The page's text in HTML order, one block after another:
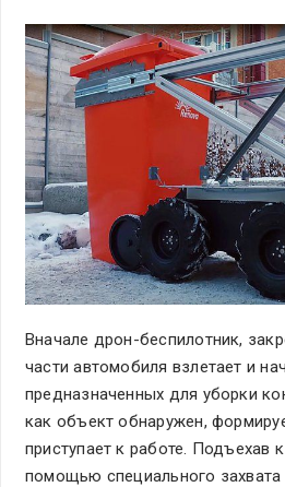
Вначале дрон-беспилотник,
части автомобиля взлетает и
предназначенных для уборки
как объект обнаружен,
приступает к работе. Подъехав
помощью специального захвата